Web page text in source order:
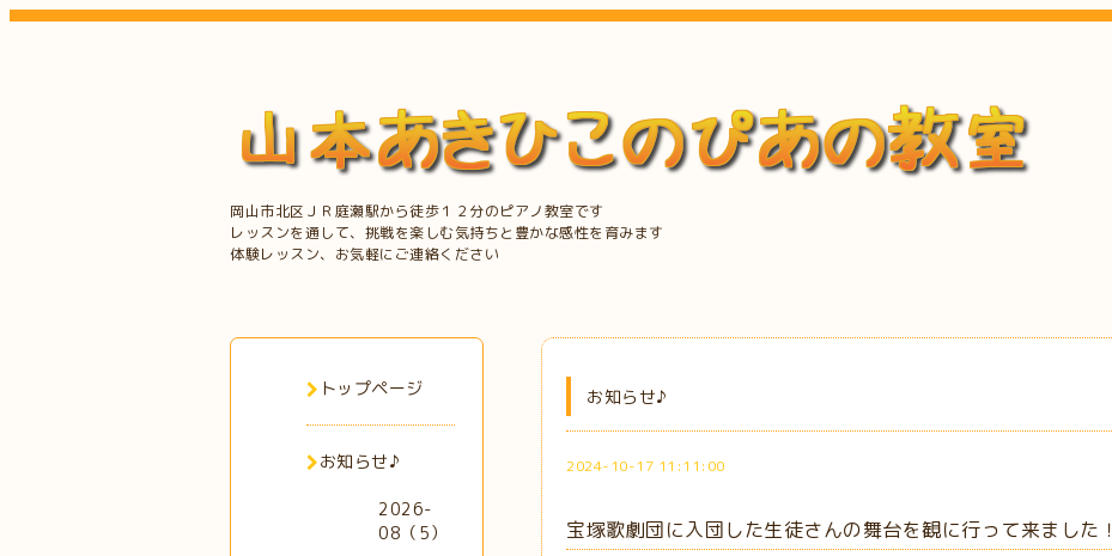
岡山市北区ＪＲ庭瀬駅から徒歩１２分のピアノ教室です
レッスンを通して、挑戦を楽しむ気持ちと豊かな感性を育みます
体験レッスン、お気軽にご連絡ください
お知らせ♪
2024-10-17 11:11:00
宝塚歌劇団に入団した生徒さんの舞台を観に行って来ました！
トップページ
お知らせ♪
2026-
08（5）